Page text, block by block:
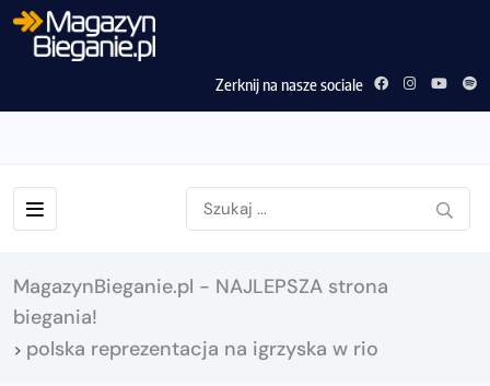
Zerknij na nasze sociale
MagazynBieganie.pl - NAJLEPSZA strona
biegania!
> polska reprezentacja na igrzyska w rio